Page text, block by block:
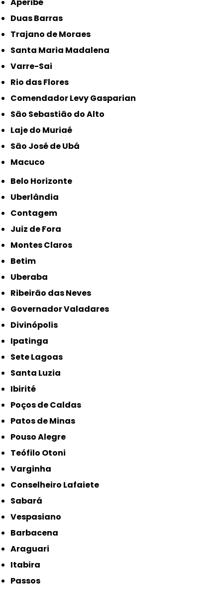
Aperibé
Duas Barras
Trajano de Moraes
Santa Maria Madalena
Varre-Sai
Rio das Flores
Comendador Levy Gasparian
São Sebastião do Alto
Laje do Muriaé
São José de Ubá
Macuco
Belo Horizonte
Uberlândia
Contagem
Juiz de Fora
Montes Claros
Betim
Uberaba
Ribeirão das Neves
Governador Valadares
Divinópolis
Ipatinga
Sete Lagoas
Santa Luzia
Ibirité
Poços de Caldas
Patos de Minas
Pouso Alegre
Teófilo Otoni
Varginha
Conselheiro Lafaiete
Sabará
Vespasiano
Barbacena
Araguari
Itabira
Passos